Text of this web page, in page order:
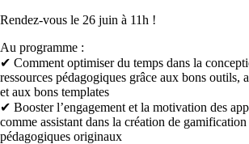
Rendez-vous le 26 juin à 11h !
Au programme :
✔ Comment optimiser du temps dans la
ressources pédagogiques grâce aux bons outils,
et aux bons templates
✔ Booster l’engagement et la motivation des
comme assistant dans la création de gamification
pédagogiques originaux